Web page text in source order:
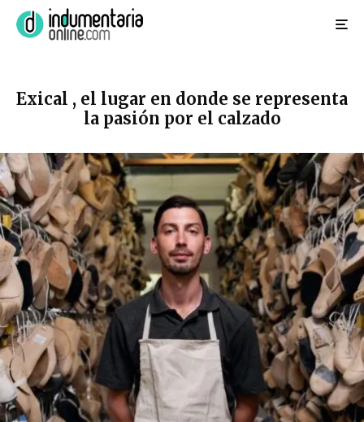
Exical , el lugar en donde se representa
la pasión por el calzado